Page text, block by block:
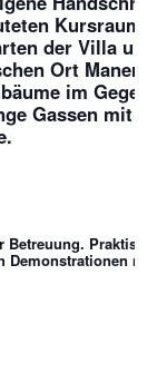
Kursraum
der Villa
Ort
im
Gassen mit
Demonstrationen